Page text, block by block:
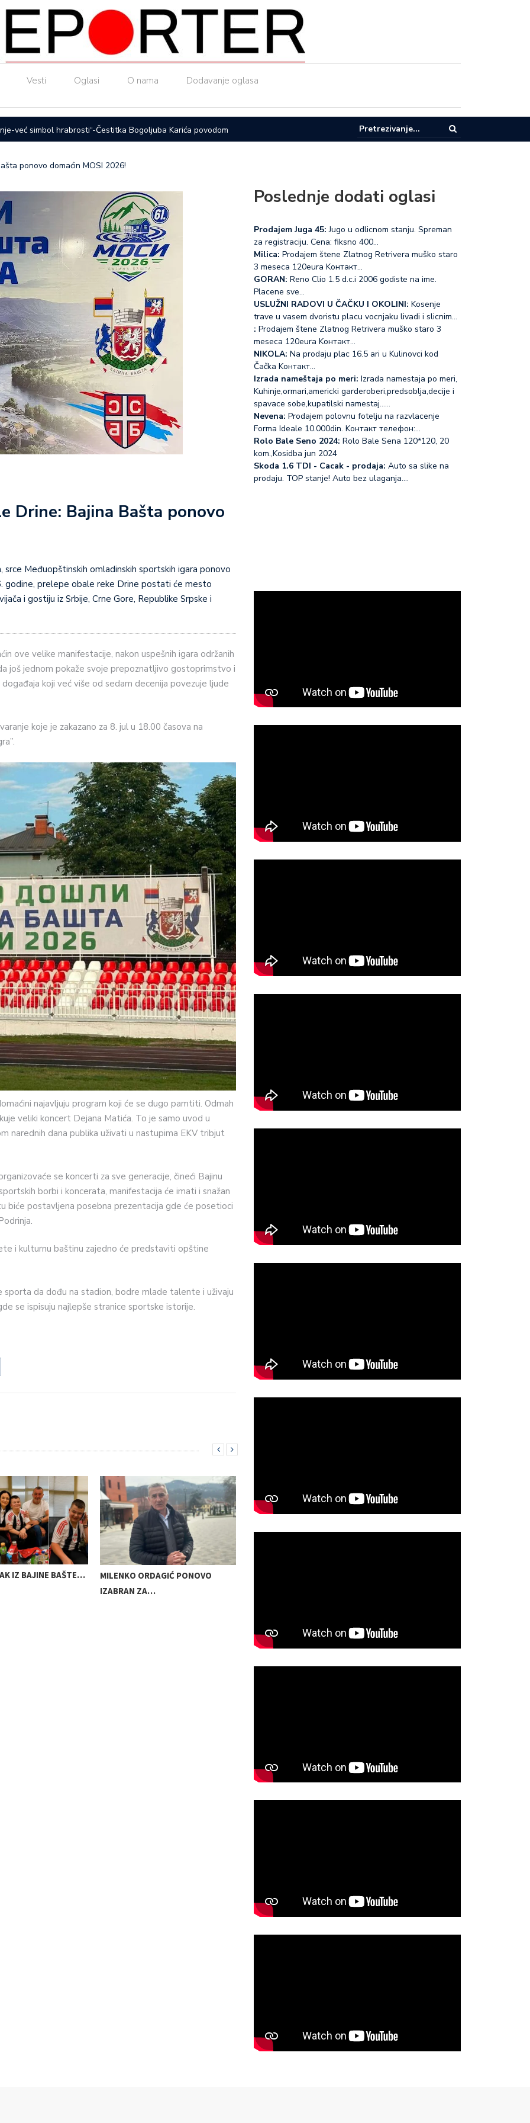
Vesti Oglasi O nama Dodavanje oglasa
već simbol hrabrosti“-Čestitka Bogoljuba Karića povodom
ČAČAK ULAŽE U EKOLOGIJU: Donja i Gornja Trepča dobijaju moderno
otpadne vode i novi kolektor
ponovo domaćin MOSI 2026!
Drine: Bajina Bašta ponovo
godine, prelepe obale reke Drine postati će mesto
i gostiju iz Srbije, Crne Gore, Republike Srpske i
ove velike manifestacije, nakon uspešnih igara održanih
još jednom pokaže svoje prepoznatljivo gostoprimstvo i
koji već više od sedam decenija povezuje ljude
koje je zakazano za 8. jul u 18.00 časova na
najavljuju program koji će se dugo pamtiti. Odmah
veliki koncert Dejana Matića. To je samo uvod u
narednih dana publika uživati u nastupima EKV tribjut
se koncerti za sve generacije, čineći Bajinu
borbi i koncerata, manifestacija će imati i snažan
biće postavljena posebna prezentacija gde će posetioci
i kulturnu baštinu zajedno će predstaviti opštine
da dođu na stadion, bodre mlade talente i uživaju
se ispisuju najlepše stranice sportske istorije.
PONOVO
BAJINA BAŠTA OBELEŽAVA DAN
SPORTA…
Poslednje dodati oglasi
Prodajem Juga 45: Jugo u odlicnom stanju. Spreman
za registraciju. Cena: fiksno 400…
Milica: Prodajem štene Zlatnog Retrivera muško staro
3 meseca 120eura Koнтакт…
GORAN: Reno Clio 1.5 d.c.i 2006 godiste na ime.
Placene sve…
USLUŽNI RADOVI U ČAČKU I OKOLINI: Kosenje
trave u vasem dvoristu placu vocnjaku livadi i slicnim…
: Prodajem štene Zlatnog Retrivera muško staro 3
meseca 120eura Koнтакт…
NIKOLA: Na prodaju plac 16.5 ari u Kulinovci kod
Čačka Koнтакт…
Izrada nameštaja po meri: Izrada namestaja po meri,
Kuhinje,ormari,americki garderoberi,predsoblja,decije i
spavace sobe,kupatilski namestaj...…
Nevena: Prodajem polovnu fotelju na razvlacenje
Forma Ideale 10.000din. Koнтакт телефон:…
Rolo Bale Seno 2024: Rolo Bale Sena 120*120, 20
kom.,Kosidba jun 2024
Skoda 1.6 TDI - Cacak - prodaja: Auto sa slike na
prodaju. TOP stanje! Auto bez ulaganja.…